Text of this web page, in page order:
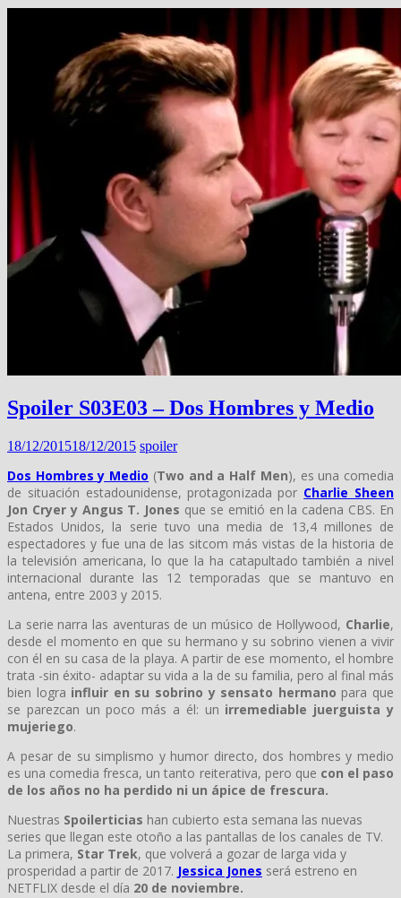
Spoiler S03E03 – Dos Hombres y Medio
18/12/201518/12/2015 spoiler
Dos Hombres y Medio (Two and a Half Men), es una comedia
de situación estadounidense, protagonizada por Charlie Sheen
Jon Cryer y Angus T. Jones que se emitió en la cadena CBS. En
Estados Unidos, la serie tuvo una media de 13,4 millones de
espectadores y fue una de las sitcom más vistas de la historia de
la televisión americana, lo que la ha catapultado también a nivel
internacional durante las 12 temporadas que se mantuvo en
antena, entre 2003 y 2015.
La serie narra las aventuras de un músico de Hollywood, Charlie,
desde el momento en que su hermano y su sobrino vienen a vivir
con él en su casa de la playa. A partir de ese momento, el hombre
trata -sin éxito- adaptar su vida a la de su familia, pero al final más
bien logra influir en su sobrino y sensato hermano para que
se parezcan un poco más a él: un irremediable juerguista y
mujeriego.
A pesar de su simplismo y humor directo, dos hombres y medio
es una comedia fresca, un tanto reiterativa, pero que con el paso
de los años no ha perdido ni un ápice de frescura.
Nuestras Spoilerticias han cubierto esta semana las nuevas
series que llegan este otoño a las pantallas de los canales de TV.
La primera, Star Trek, que volverá a gozar de larga vida y
prosperidad a partir de 2017. Jessica Jones será estreno en
NETFLIX desde el día 20 de noviembre.